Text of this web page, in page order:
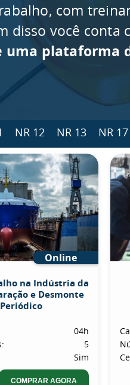
com
disso você conta
uma plataforma
NR 12 NR 13 NR 17
Online
na Indústria da
e Desmonte
04h
5
Sim
COMPRAR AGORA